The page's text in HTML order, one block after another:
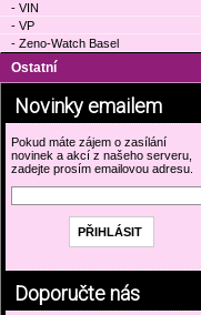
- VIN
- VP
- Zeno-Watch Basel
Ostatní
Novinky emailem
Pokud máte zájem o zasílání
novinek a akcí z našeho serveru,
zadejte prosím emailovou adresu.
Doporučte nás